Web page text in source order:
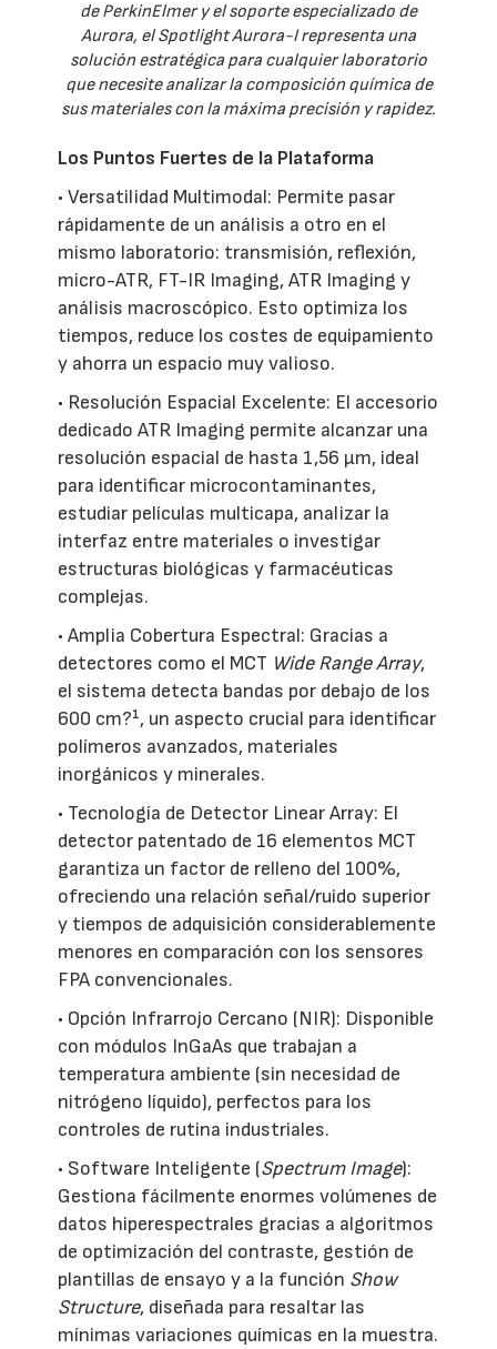
de PerkinElmer y el soporte especializado de
Aurora, el Spotlight Aurora-I representa una
solución estratégica para cualquier laboratorio
que necesite analizar la composición química de
sus materiales con la máxima precisión y rapidez.
Los Puntos Fuertes de la Plataforma
• Versatilidad Multimodal: Permite pasar
rápidamente de un análisis a otro en el
mismo laboratorio: transmisión, reflexión,
micro-ATR, FT-IR Imaging, ATR Imaging y
análisis macroscópico. Esto optimiza los
tiempos, reduce los costes de equipamiento
y ahorra un espacio muy valioso.
• Resolución Espacial Excelente: El accesorio
dedicado ATR Imaging permite alcanzar una
resolución espacial de hasta 1,56 µm, ideal
para identificar microcontaminantes,
estudiar películas multicapa, analizar la
interfaz entre materiales o investigar
estructuras biológicas y farmacéuticas
complejas.
• Amplia Cobertura Espectral: Gracias a
detectores como el MCT Wide Range Array,
el sistema detecta bandas por debajo de los
600 cm?¹, un aspecto crucial para identificar
polímeros avanzados, materiales
inorgánicos y minerales.
• Tecnología de Detector Linear Array: El
detector patentado de 16 elementos MCT
garantiza un factor de relleno del 100%,
ofreciendo una relación señal/ruido superior
y tiempos de adquisición considerablemente
menores en comparación con los sensores
FPA convencionales.
• Opción Infrarrojo Cercano (NIR): Disponible
con módulos InGaAs que trabajan a
temperatura ambiente (sin necesidad de
nitrógeno líquido), perfectos para los
controles de rutina industriales.
• Software Inteligente (Spectrum Image):
Gestiona fácilmente enormes volúmenes de
datos hiperespectrales gracias a algoritmos
de optimización del contraste, gestión de
plantillas de ensayo y a la función Show
Structure, diseñada para resaltar las
mínimas variaciones químicas en la muestra.